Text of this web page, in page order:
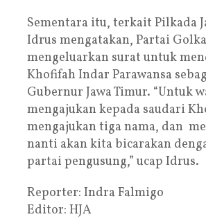
Sementara itu, terkait Pilkada
Idrus mengatakan, Partai
mengeluarkan surat untuk
Khofifah Indar Parawansa
Gubernur Jawa Timur. “Untuk
mengajukan kepada saudari
mengajukan tiga nama, dan
nanti akan kita bicarakan
partai pengusung,” ucap Idrus.
Reporter: Indra Falmigo
Editor: HJA